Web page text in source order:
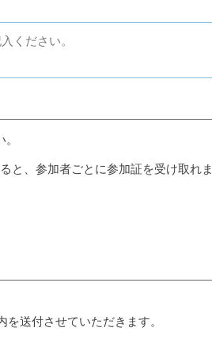
と、参加者ごとに参加証を受け取れま
送付させていただきます。